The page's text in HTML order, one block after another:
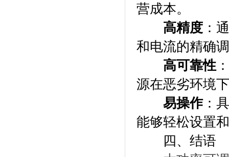
营成本。
高精度 ：
和电流的精确
高可靠性
源在恶劣环境
易操作：
能够轻松设置
四、结语